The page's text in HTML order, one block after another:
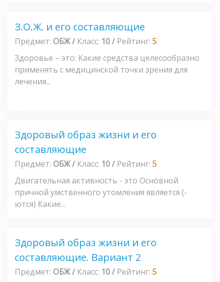
З.О.Ж. и его составляющие
Предмет: ОБЖ/ Класс: 10/ Рейтинг: 5
Здоровье – это: Какие средства целесообразно
применять с медицинской точки зрения для
лечения...
Здоровый образ жизни и его
составляющие
Предмет: ОБЖ/ Класс: 10/ Рейтинг: 5
Двигательная активность - это Основной
причной умственного утомления является (-
ются) Какие...
Здоровый образ жизни и его
составляющие. Вариант 2
Предмет: ОБЖ/ Класс: 10/ Рейтинг: 5